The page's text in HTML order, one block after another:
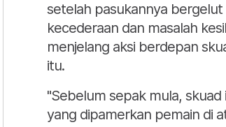
setelah pasukannya
kecederaan dan masalah
menjelang aksi berdepan
itu.
"Sebelum sepak mula, skuad
yang dipamerkan pemain di